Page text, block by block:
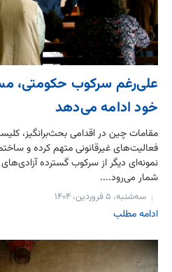
علی‌رغم سرکوب حکومتی،
خود ادامه می‌دهد
مقامات چین در اقدامی بحث‌برانگیز،
فعالیت‌های غیرقانونی متهم کرده و
نمونه‌ای دیگر از سرکوب گسترده
شمار می‌رود....
سه‌شنبه، ۵ فروردین، ۱۴۰۴
ادامه مطلب